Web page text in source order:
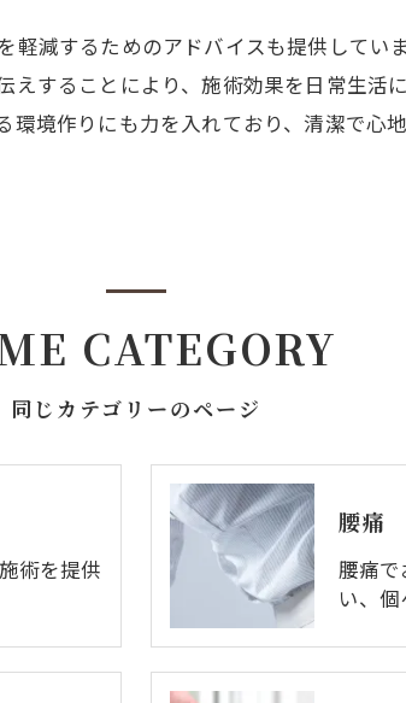
減するためのアドバイスも提供してい
することにより、施術効果を日常生活
境作りにも力を入れており、清潔で心
同じカテゴリーのページ
CATEGORY
術を提供
腰痛
腰痛
い、